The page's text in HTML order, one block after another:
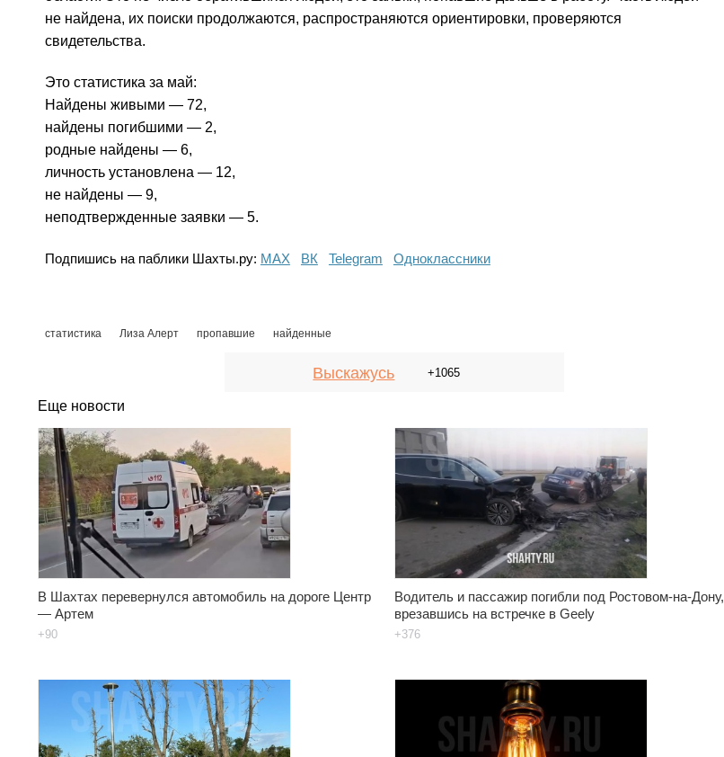
не найдена, их поиски продолжаются, распространяются ориентировки, проверяются
свидетельства.
Это статистика за май:
Найдены живыми — 72,
найдены погибшими — 2,
родные найдены — 6,
личность установлена — 12,
не найдены — 9,
неподтвержденные заявки — 5.
Подпишись на паблики Шахты.ру: МАХ ВК Telegram Одноклассники
статистика Лиза Алерт пропавшие найденные
Выскажусь +1065
Еще новости
В Шахтах перевернулся автомобиль на дороге Центр
— Артем
+90
Водитель и пассажир погибли под Ростовом-на-Дону,
врезавшись на встречке в Geely
+376